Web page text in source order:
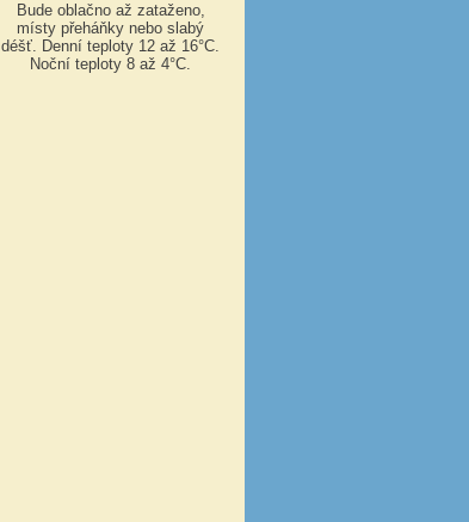
Bude oblačno až zataženo,
místy přeháňky nebo slabý
déšť. Denní teploty 12 až 16°C.
Noční teploty 8 až 4°C.